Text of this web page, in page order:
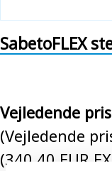
SabetoFLEX
Vejledende
(Vejledende
(340,40 EUR